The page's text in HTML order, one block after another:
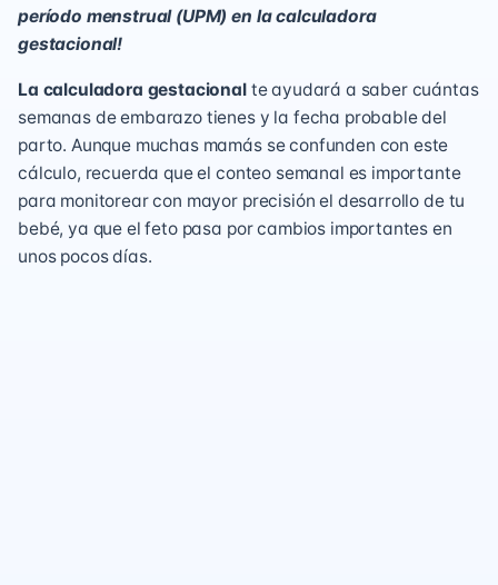
período menstrual (UPM) en la calculadora
gestacional!
La calculadora gestacionalte ayudará a saber cuántas
semanas de embarazo tienes y la fecha probable del
parto. Aunque muchas mamás se confunden con este
cálculo, recuerda que el conteo semanal es importante
para monitorear con mayor precisión el desarrollo de tu
bebé, ya que el feto pasa por cambios importantes en
unos pocos días.